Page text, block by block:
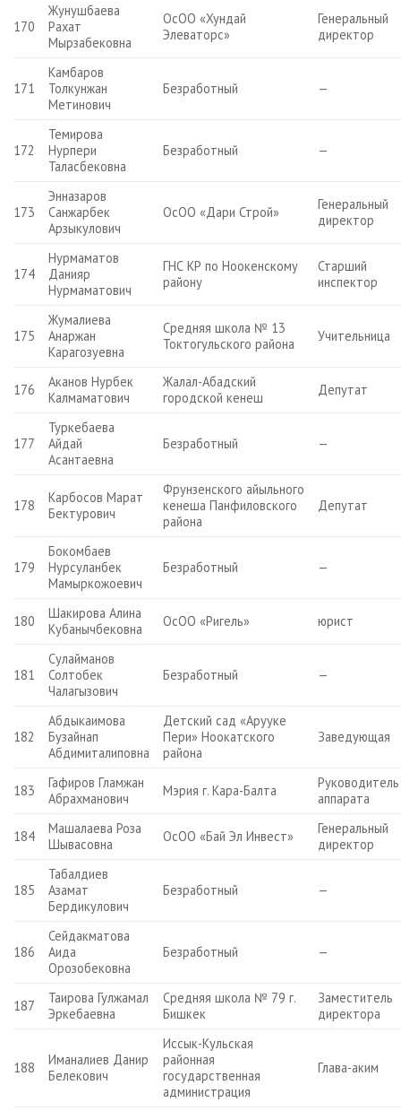
170
Жунушбаева
Рахат
Мырзабековна
ОсОО «Хундай
Элеваторс»
Генеральный
директор
171
Камбаров
Толкунжан
Метинович
Безработный —
172
Темирова
Нурпери
Таласбековна
Безработный —
173
Энназаров
Санжарбек
Арзыкулович
ОсОО «Дари Строй»
Генеральный
директор
174
Нурмаматов
Данияр
Нурмаматович
ГНС КР по Ноокенскому
району
Старший
инспектор
175
Жумалиева
Анаржан
Карагозуевна
Средняя школа № 13
Токтогульского района
Учительница
176
Аканов Нурбек
Калмаматович
Жалал-Абадский
городской кенеш
Депутат
177
Туркебаева
Айдай
Асантаевна
Безработный —
178
Карбосов Марат
Бектурович
Фрунзенского айыльного
кенеша Панфиловского
района
Депутат
179
Бокомбаев
Нурсуланбек
Мамыркожоевич
Безработный —
180
Шакирова Алина
Кубанычбековна
ОсОО «Ригель» юрист
181
Сулайманов
Солтобек
Чалагызович
Безработный —
182
Абдыкаимова
Бузайнап
Абдимиталиповна
Детский сад «Арууке
Пери» Ноокатского
района
Заведующая
183
Гафиров Гламжан
Абрахманович
Мэрия г. Кара-Балта
Руководитель
аппарата
184
Машалаева Роза
Шывасовна
ОсОО «Бай Эл Инвест»
Генеральный
директор
185
Табалдиев
Азамат
Бердикулович
Безработный —
186
Сейдакматова
Аида
Орозобековна
Безработный —
187
Таирова Гулжамал
Эркебаевна
Средняя школа № 79 г.
Бишкек
Заместитель
директора
188
Иманалиев Данир
Белекович
Иссык-Кульская
районная
государственная
администрация
Глава-аким